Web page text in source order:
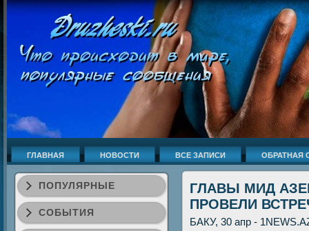
ГЛАВНАЯ НОВОСТИ ВСЕ ЗАПИСИ ОБРАТНАЯ
ПОПУЛЯРНЫЕ
СОБЫТИЯ
ГЛАВЫ МИД
ПРОВЕЛИ
БАКУ, 30 апр -